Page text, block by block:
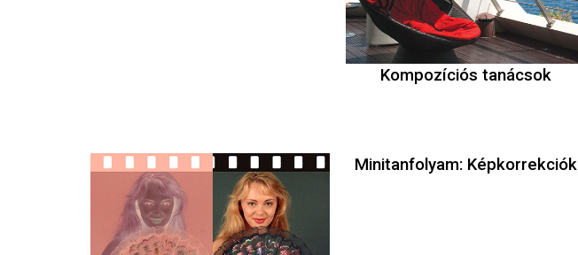
Kompozíciós tanácsok
Minitanfolyam: Képkorrekciók